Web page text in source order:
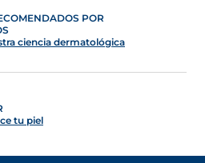
POR
ciencia dermatológica
tu piel